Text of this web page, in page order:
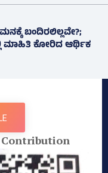
ಬಂದಿರಲಿಲ್ಲವೇ?;
ಮಾಹಿತಿ ಕೋರಿದ ಆರ್ಥಿಕ
Contribution